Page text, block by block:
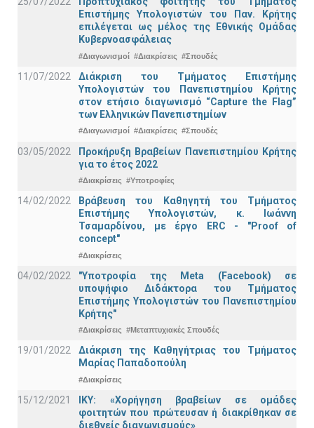
Επιστήμης Υπολογιστών του Παν. Κρήτης
επιλέγεται ως μέλος της Εθνικής Ομάδας
Κυβερνοασφάλειας
#Διαγωνισμοί #Διακρίσεις #Σπουδές
11/07/2022
Διάκριση του Τμήματος Επιστήμης
Υπολογιστών του Πανεπιστημίου Κρήτης
στον ετήσιο διαγωνισμό “Capture the Flag”
των Ελληνικών Πανεπιστημίων
#Διαγωνισμοί #Διακρίσεις #Σπουδές
03/05/2022
Προκήρυξη Βραβείων Πανεπιστημίου Κρήτης
για το έτος 2022
#Διακρίσεις #Υποτροφίες
14/02/2022
Βράβευση του Καθηγητή του Τμήματος
Επιστήμης Υπολογιστών, κ. Ιωάννη
Τσαμαρδίνου, με έργο ERC - "Proof of
concept"
#Διακρίσεις
04/02/2022
"Υποτροφία της Meta (Facebook) σε
υποψήφιο Διδάκτορα του Τμήματος
Επιστήμης Υπολογιστών του Πανεπιστημίου
Κρήτης"
#Διακρίσεις #Μεταπτυχιακές Σπουδές
19/01/2022
Διάκριση της Καθηγήτριας του Τμήματος
Μαρίας Παπαδοπούλη
#Διακρίσεις
15/12/2021
IKY: «Χορήγηση βραβείων σε ομάδες
φοιτητών που πρώτευσαν ή διακρίθηκαν σε
διεθνείς διαγωνισμούς»